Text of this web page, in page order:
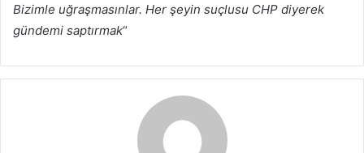
Bizimle uğraşmasınlar. Her şeyin suçlusu CHP diyerek
gündemi saptırmak“